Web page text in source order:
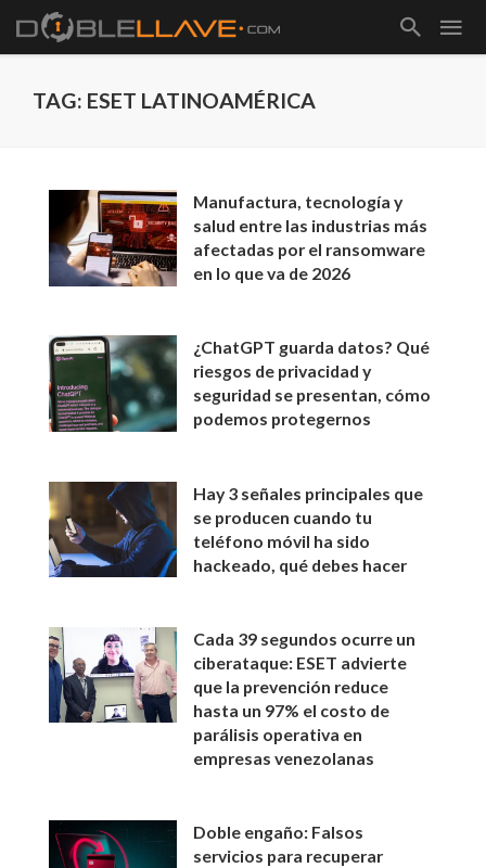
TAG: ESET LATINOAMÉRICA
Manufactura, tecnología y
salud entre las industrias más
afectadas por el ransomware
en lo que va de 2026
¿ChatGPT guarda datos? Qué
riesgos de privacidad y
seguridad se presentan, cómo
podemos protegernos
Hay 3 señales principales que
se producen cuando tu
teléfono móvil ha sido
hackeado, qué debes hacer
Cada 39 segundos ocurre un
ciberataque: ESET advierte
que la prevención reduce
hasta un 97% el costo de
parálisis operativa en
empresas venezolanas
Doble engaño: Falsos
servicios para recuperar